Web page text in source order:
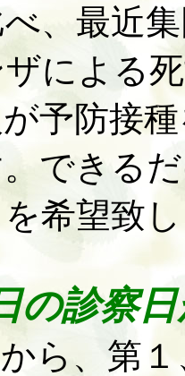
、最近
による
予防接
できる
希望致
の診察
ら、第１